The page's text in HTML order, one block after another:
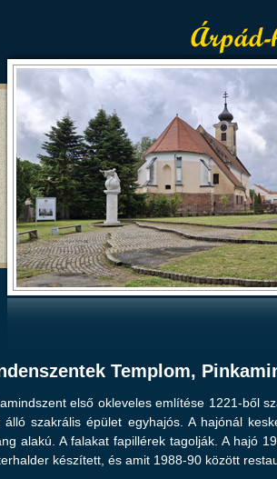
Templom,
első okleveles említése 1221-ből
álló szakrális épület egyhajós. A hajónál
alakú. A falakat fapillérek tagolják. A hajó
készített, és amit 1988-90 között